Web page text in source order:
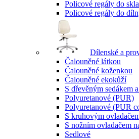
Policové regály do
Policové regály do
Dílenské a
Čalouněné látkou
Čalouněné koženkou
Čalouněné ekokůží
S dřevěným sedákem
Polyuretanové (PUR)
Polyuretanové (PUR
S kruhovým
S nožním ovladačem
Sedlové